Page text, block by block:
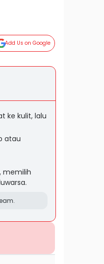
Add Us on Google
ke kulit, lalu
atau
memilih